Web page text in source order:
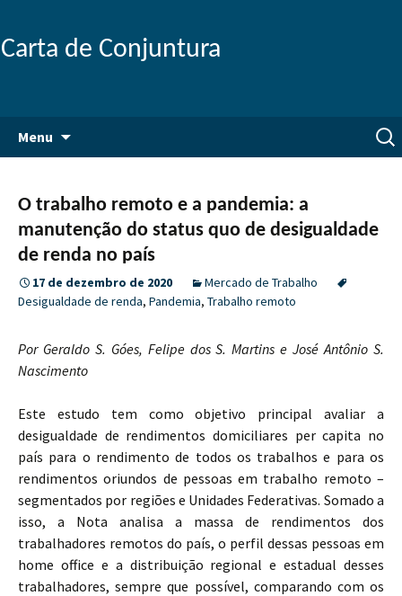
Carta de Conjuntura
Menu
conteúdo
por:
O trabalho remoto e a pandemia: a
manutenção do status quo de desigualdade
de renda no país
17 de dezembro de 2020
Mercado de Trabalho
Desigualdade de renda, Pandemia, Trabalho remoto
Por Geraldo S. Góes, Felipe dos S. Martins e José Antônio S.
Nascimento
​Este estudo tem como objetivo principal avaliar a
desigualdade de rendimentos domiciliares per capita no
país para o rendimento de todos os trabalhos e para os
rendimentos oriundos de pessoas em trabalho remoto –
segmentados por regiões e Unidades Federativas. Somado a
isso, a Nota analisa a massa de rendimentos dos
trabalhadores remotos do país, o perfil dessas pessoas em
home office e a distribuição regional e estadual desses
trabalhadores, sempre que possível, comparando com os